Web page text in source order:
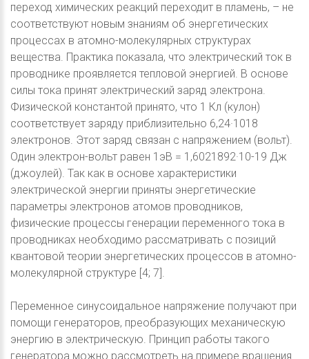
переход химических реакций переходит в пламень, – не
соответствуют новым знаниям об энергетических
процессах в атомно-молекулярных структурах
вещества. Практика показала, что электрический ток в
проводнике проявляется тепловой энергией. В основе
силы тока принят электрический заряд электрона.
Физической константой принято, что 1 Кл (кулон)
соответствует заряду приблизительно 6,24·1018
электронов. Этот заряд связан с напряжением (вольт).
Один электрон-вольт равен 1эВ = 1,6021892·10-19 Дж
(джоулей). Так как в основе характеристики
электрической энергии приняты энергетические
параметры электронов атомов проводников,
физические процессы генерации переменного тока в
проводниках необходимо рассматривать с позиций
квантовой теории энергетических процессов в атомно-
молекулярной структуре [4; 7].
Переменное синусоидальное напряжение получают при
помощи генераторов, преобразующих механическую
энергию в электрическую. Принцип работы такого
генератора можно рассмотреть на примере вращения